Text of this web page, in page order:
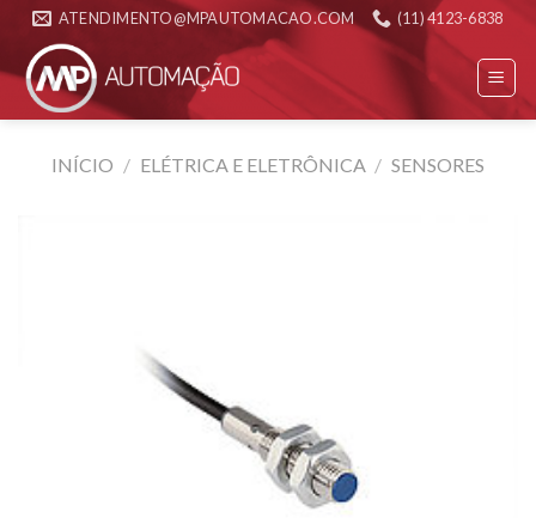
Skip
content
ATENDIMENTO@MPAUTOMACAO.COM (11) 4123-6838
INÍCIO / ELÉTRICA E ELETRÔNICA / SENSORES